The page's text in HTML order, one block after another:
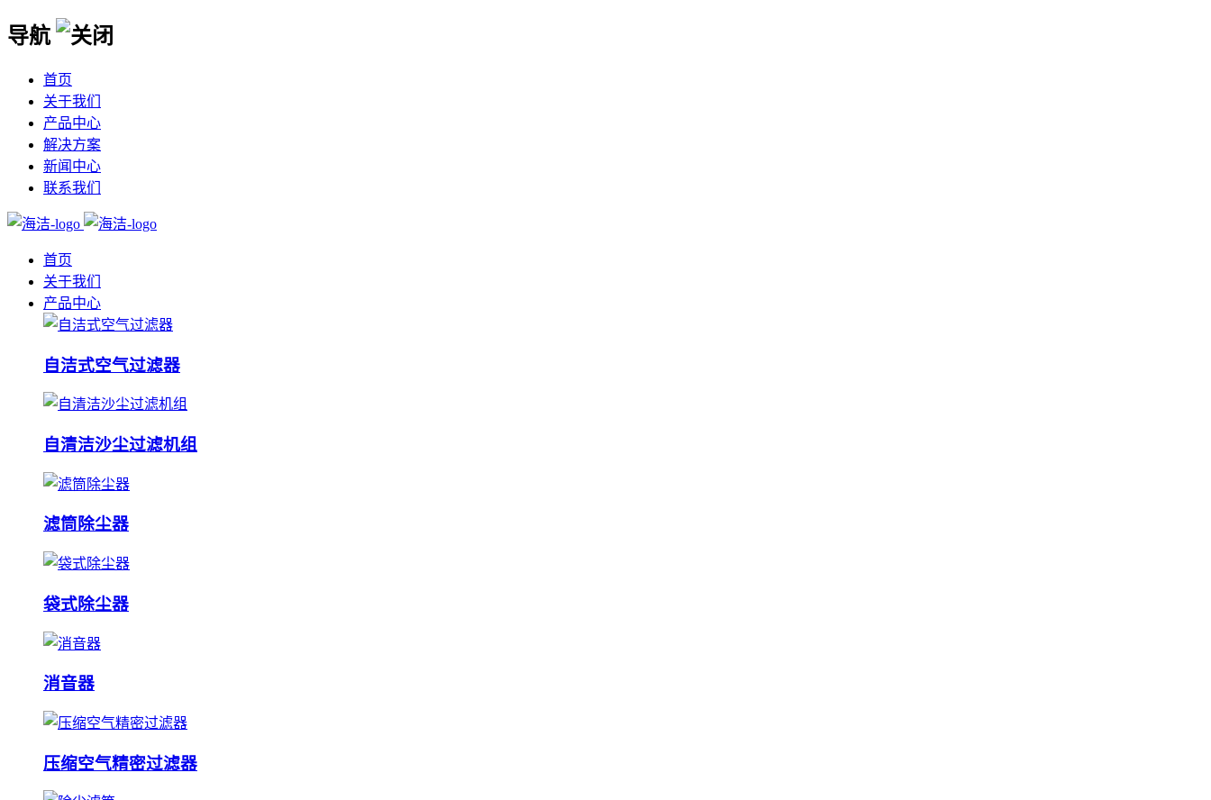
导航
首页
关于我们
产品中心
解决方案
新闻中心
联系我们
首页
关于我们
产品中心
自洁式空气过滤器
自清洁沙尘过滤机组
滤筒除尘器
袋式除尘器
消音器
压缩空气精密过滤器